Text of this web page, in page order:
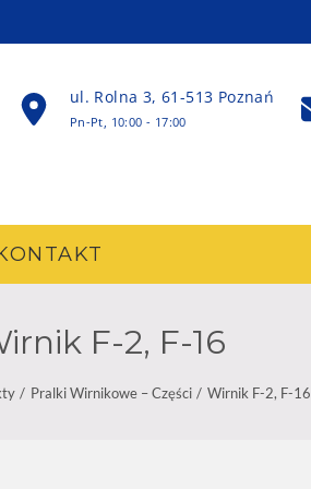
ul. Rolna 3, 61-513 Poznań
Pn-Pt, 10:00 - 17:00
F-2, F-16
Pralki Wirnikowe – Części Wirnik F-2, F-16